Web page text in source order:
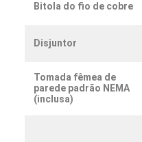
Bitola do fio de cobre
Disjuntor
Tomada fêmea de
parede padrão NEMA
(inclusa)